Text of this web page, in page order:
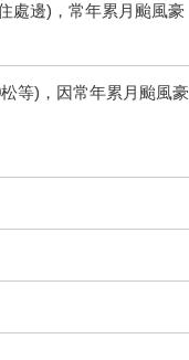
處邊)，常年累月颱風豪
等)，因常年累月颱風豪